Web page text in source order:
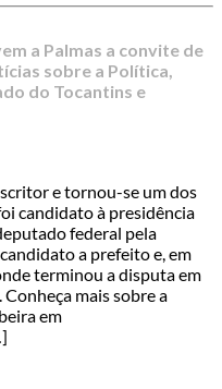
a Palmas a convite de
sobre a Política,
do Tocantins e
e tornou-se um dos
candidato à presidência
federal pela
a prefeito e, em
terminou a disputa em
mais sobre a
em